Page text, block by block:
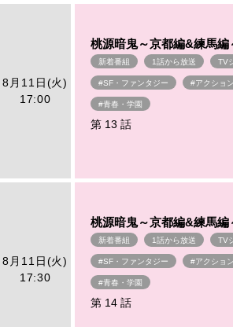
8月11日(火)
17:00
桃源暗鬼～京都編&練馬編
新着番組 1話から放送 TV
#SF・ファンタジー #アクショ
#青春・学園
第 13 話
8月11日(火)
17:30
桃源暗鬼～京都編&練馬編
新着番組 1話から放送 TV
#SF・ファンタジー #アクショ
#青春・学園
第 14 話